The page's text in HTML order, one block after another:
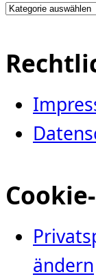
Kategorien
ändern